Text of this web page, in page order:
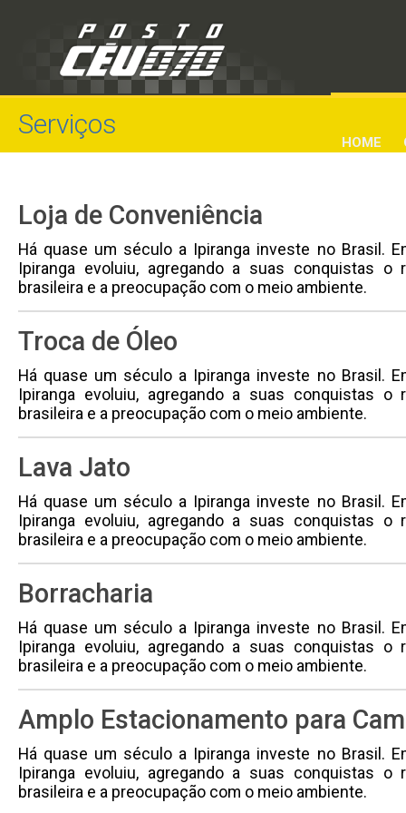
HOME
Serviços
Loja de Conveniência
Há quase um século a Ipiranga investe no Brasil.
Ipiranga evoluiu, agregando a suas conquistas o
brasileira e a preocupação com o meio ambiente.
Troca de Óleo
Há quase um século a Ipiranga investe no Brasil.
Ipiranga evoluiu, agregando a suas conquistas o
brasileira e a preocupação com o meio ambiente.
Lava Jato
Há quase um século a Ipiranga investe no Brasil.
Ipiranga evoluiu, agregando a suas conquistas o
brasileira e a preocupação com o meio ambiente.
Borracharia
Há quase um século a Ipiranga investe no Brasil.
Ipiranga evoluiu, agregando a suas conquistas o
brasileira e a preocupação com o meio ambiente.
Amplo Estacionamento para
Há quase um século a Ipiranga investe no Brasil.
Ipiranga evoluiu, agregando a suas conquistas o
brasileira e a preocupação com o meio ambiente.